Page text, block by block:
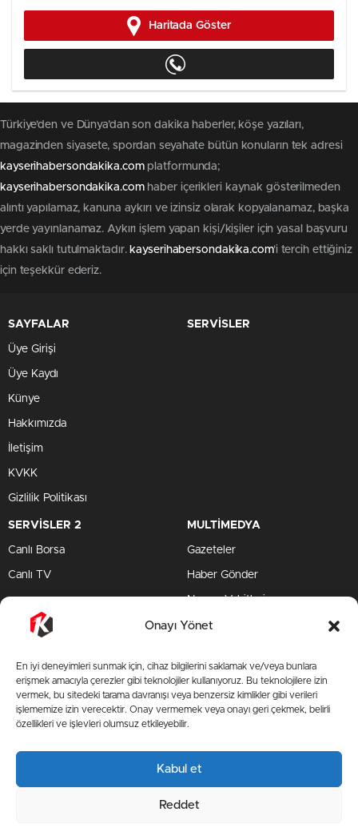
Onayı Yönet
En iyi deneyimleri sunmak için, cihaz bilgilerini saklamak ve/veya bunlara
erişmek amacıyla çerezler gibi teknolojiler kullanıyoruz. Bu teknolojilere izin
vermek, bu sitedeki tarama davranışı veya benzersiz kimlikler gibi verileri
işlememize izin verecektir. Onay vermemek veya onayı geri çekmek, belirli
özellikleri ve işlevleri olumsuz etkileyebilir.
Kabul et
Reddet
Haritada Göster
Türkiye'den ve Dünya’dan son dakika haberler, köşe yazıları,
magazinden siyasete, spordan seyahate bütün konuların tek adresi
kayserihabersondakika.complatformunda;
kayserihabersondakika.comhaber içerikleri kaynak gösterilmeden
alıntı yapılamaz, kanuna aykırı ve izinsiz olarak kopyalanamaz, başka
yerde yayınlanamaz. Aykırı işlem yapan kişi/kişiler için yasal başvuru
hakkı saklı tutulmaktadır. kayserihabersondakika.com'i tercih ettiğiniz
için teşekkür ederiz.
SAYFALAR
Üye Girişi
Üye Kaydı
Künye
Hakkımızda
İletişim
KVKK
Gizlilik Politikası
SERVİSLER
SERVİSLER 2
Canlı Borsa
Canlı TV
MULTİMEDYA
Gazeteler
Haber Gönder
Namaz Vakitleri
TV Yayın Akışları
TV Yayın Akışları
Yazarlar Site
AMP